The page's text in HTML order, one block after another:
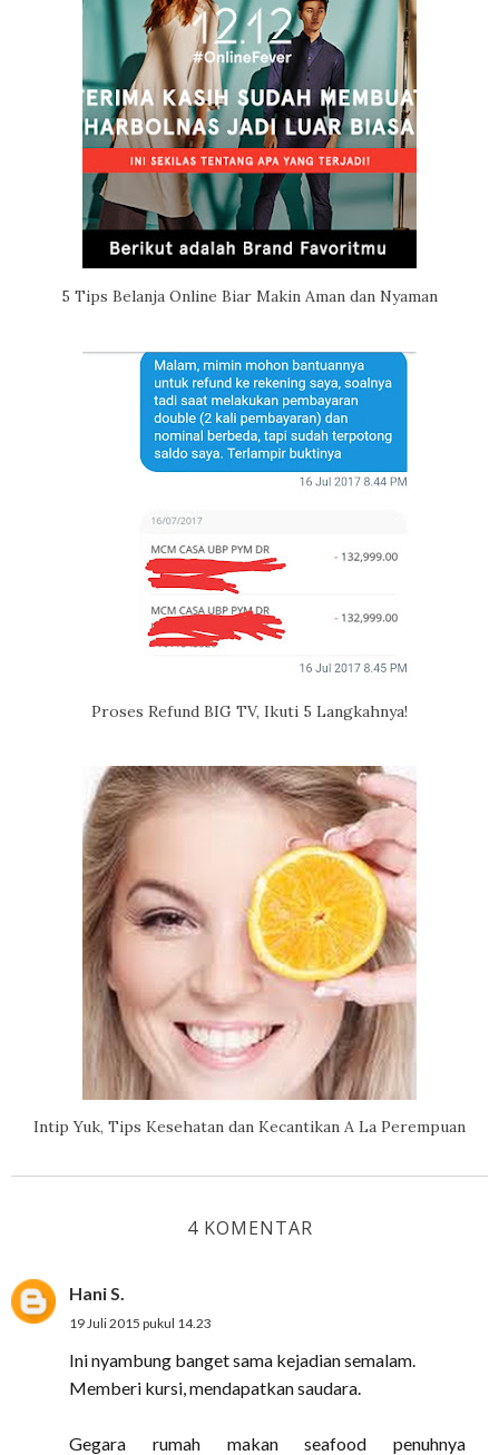
5 Tips Belanja Online Biar Makin Aman dan Nyaman
Proses Refund BIG TV, Ikuti 5 Langkahnya!
Intip Yuk, Tips Kesehatan dan Kecantikan A La Perempuan
4 KOMENTAR
Hani S.
19 Juli 2015 pukul 14.23
Ini nyambung banget sama kejadian semalam.
Memberi kursi, mendapatkan saudara.
Gegara rumah makan seafood penuhnya